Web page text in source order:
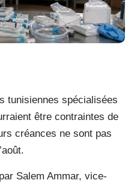
tunisiennes spécialisées
être contraintes de
créances ne sont pas
Salem Ammar, vice-